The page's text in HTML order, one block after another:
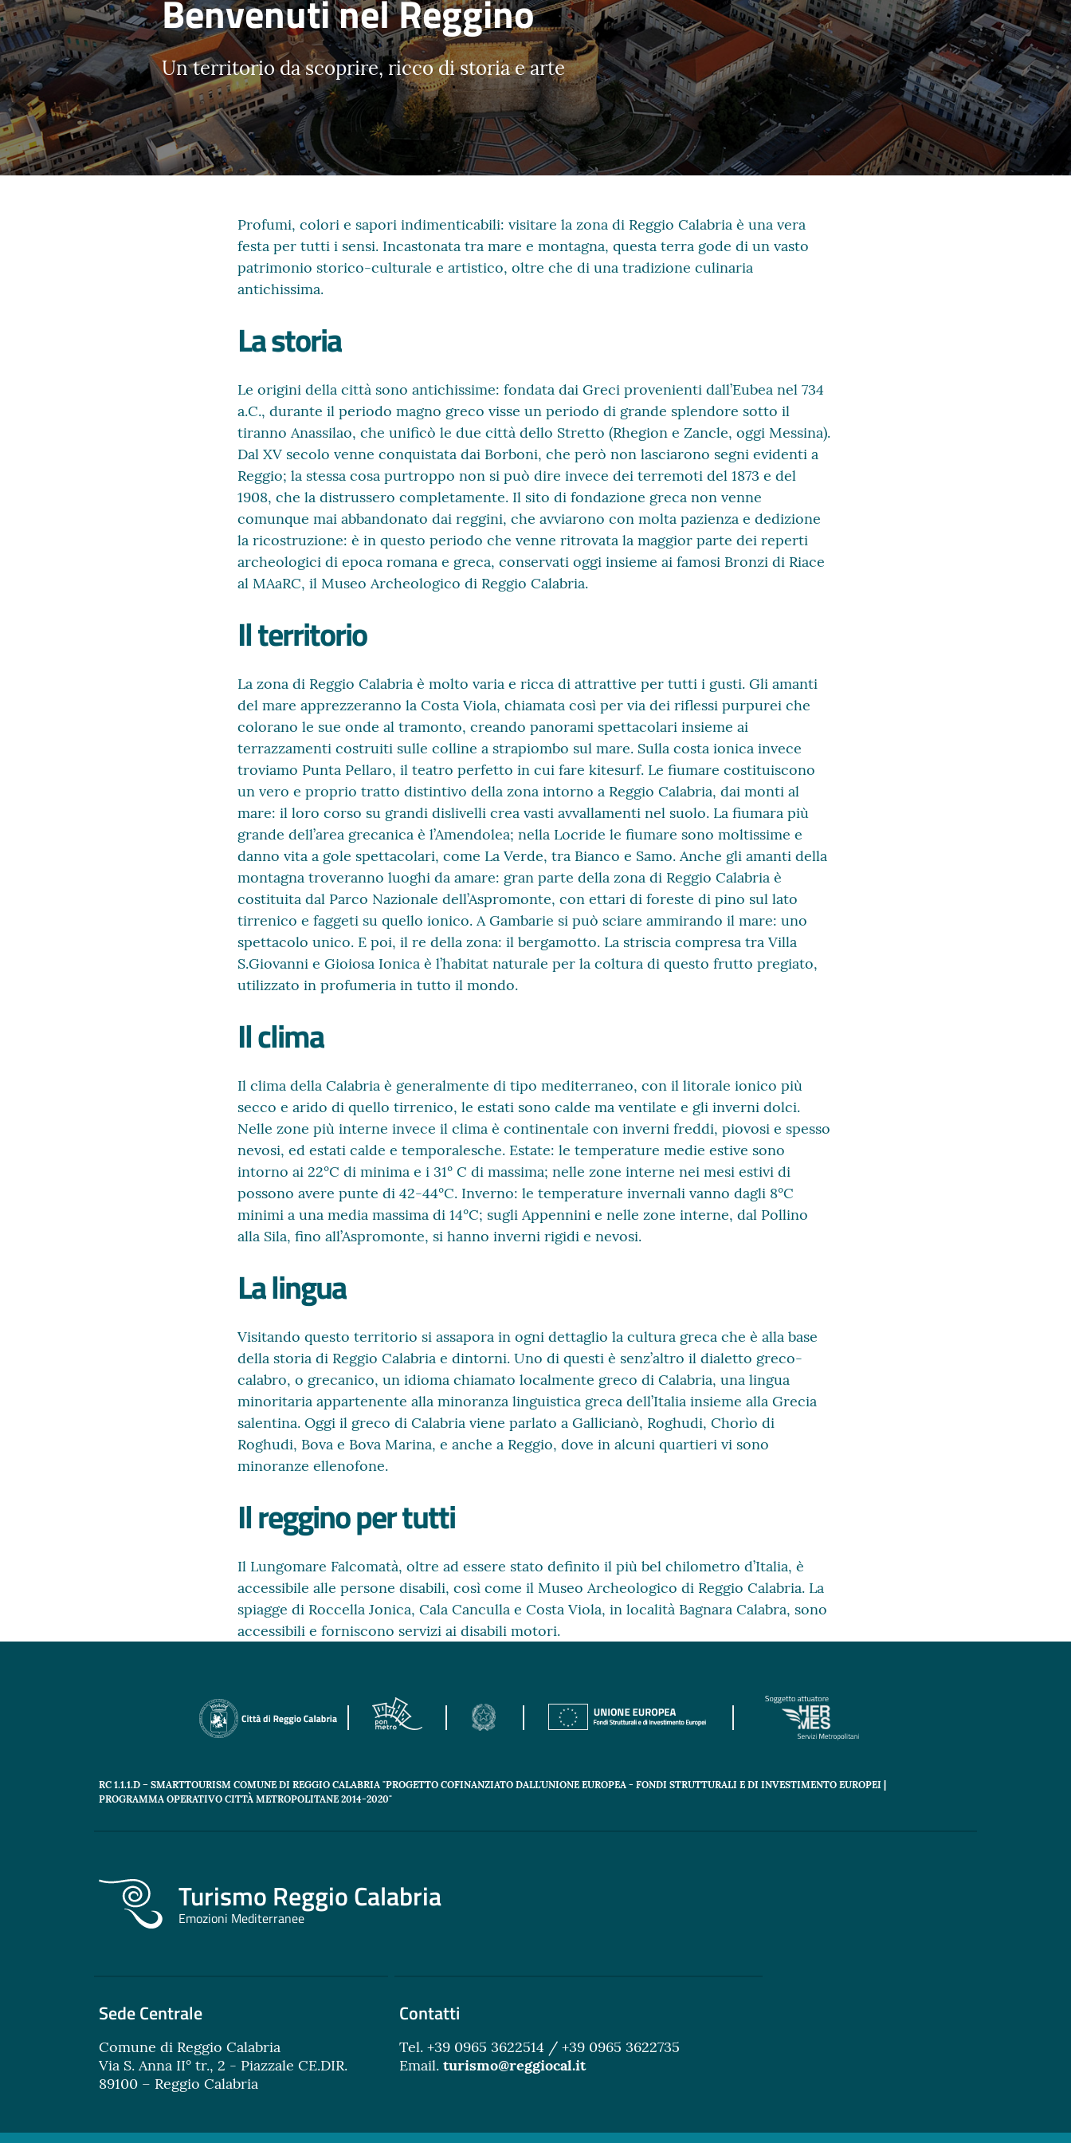
Benvenuti nel Reggino
Un territorio da scoprire, ricco di storia e arte
Profumi, colori e sapori indimenticabili: visitare la zona di Reggio Calabria è una vera
festa per tutti i sensi. Incastonata tra mare e montagna, questa terra gode di un vasto
patrimonio storico-culturale e artistico, oltre che di una tradizione culinaria
antichissima.
La storia
Le origini della città sono antichissime: fondata dai Greci provenienti dall’Eubea nel 734
a.C., durante il periodo magno greco visse un periodo di grande splendore sotto il
tiranno Anassilao, che unificò le due città dello Stretto (Rhegion e Zancle, oggi Messina).
Dal XV secolo venne conquistata dai Borboni, che però non lasciarono segni evidenti a
Reggio; la stessa cosa purtroppo non si può dire invece dei terremoti del 1873 e del
1908, che la distrussero completamente. Il sito di fondazione greca non venne
comunque mai abbandonato dai reggini, che avviarono con molta pazienza e dedizione
la ricostruzione: è in questo periodo che venne ritrovata la maggior parte dei reperti
archeologici di epoca romana e greca, conservati oggi insieme ai famosi Bronzi di Riace
al MAaRC, il Museo Archeologico di Reggio Calabria.
Il territorio
La zona di Reggio Calabria è molto varia e ricca di attrattive per tutti i gusti. Gli amanti
del mare apprezzeranno la Costa Viola, chiamata così per via dei riflessi purpurei che
colorano le sue onde al tramonto, creando panorami spettacolari insieme ai
terrazzamenti costruiti sulle colline a strapiombo sul mare. Sulla costa ionica invece
troviamo Punta Pellaro, il teatro perfetto in cui fare kitesurf. Le fiumare costituiscono
un vero e proprio tratto distintivo della zona intorno a Reggio Calabria, dai monti al
mare: il loro corso su grandi dislivelli crea vasti avvallamenti nel suolo. La fiumara più
grande dell’area grecanica è l’Amendolea; nella Locride le fiumare sono moltissime e
danno vita a gole spettacolari, come La Verde, tra Bianco e Samo. Anche gli amanti della
montagna troveranno luoghi da amare: gran parte della zona di Reggio Calabria è
costituita dal Parco Nazionale dell’Aspromonte, con ettari di foreste di pino sul lato
tirrenico e faggeti su quello ionico. A Gambarie si può sciare ammirando il mare: uno
spettacolo unico. E poi, il re della zona: il bergamotto. La striscia compresa tra Villa
S.Giovanni e Gioiosa Ionica è l’habitat naturale per la coltura di questo frutto pregiato,
utilizzato in profumeria in tutto il mondo.
Il clima
Il clima della Calabria è generalmente di tipo mediterraneo, con il litorale ionico più
secco e arido di quello tirrenico, le estati sono calde ma ventilate e gli inverni dolci.
Nelle zone più interne invece il clima è continentale con inverni freddi, piovosi e spesso
nevosi, ed estati calde e temporalesche. Estate: le temperature medie estive sono
intorno ai 22°C di minima e i 31° C di massima; nelle zone interne nei mesi estivi di
possono avere punte di 42-44°C. Inverno: le temperature invernali vanno dagli 8°C
minimi a una media massima di 14°C; sugli Appennini e nelle zone interne, dal Pollino
alla Sila, fino all’Aspromonte, si hanno inverni rigidi e nevosi.
La lingua
Visitando questo territorio si assapora in ogni dettaglio la cultura greca che è alla base
della storia di Reggio Calabria e dintorni. Uno di questi è senz’altro il dialetto greco-
calabro, o grecanico, un idioma chiamato localmente greco di Calabria, una lingua
minoritaria appartenente alla minoranza linguistica greca dell’Italia insieme alla Grecia
salentina. Oggi il greco di Calabria viene parlato a Gallicianò, Roghudi, Chorìo di
Roghudi, Bova e Bova Marina, e anche a Reggio, dove in alcuni quartieri vi sono
minoranze ellenofone.
Il reggino per tutti
Il Lungomare Falcomatà, oltre ad essere stato definito il più bel chilometro d’Italia, è
accessibile alle persone disabili, così come il Museo Archeologico di Reggio Calabria. La
spiagge di Roccella Jonica, Cala Canculla e Costa Viola, in località Bagnara Calabra, sono
accessibili e forniscono servizi ai disabili motori.
RC 1.1.1.D – SMARTTOURISM COMUNE DI REGGIO CALABRIA "PROGETTO COFINANZIATO DALL'UNIONE EUROPEA - FONDI STRUTTURALI E DI INVESTIMENTO EUROPEI |
PROGRAMMA OPERATIVO CITTÀ METROPOLITANE 2014-2020"
Turismo Reggio Calabria
Emozioni Mediterranee
Sede Centrale
Comune di Reggio Calabria
Via S. Anna II° tr., 2 - Piazzale CE.DIR.
89100 – Reggio Calabria
Contatti
Tel. +39 0965 3622514 / +39 0965 3622735
Email.turismo@reggiocal.it